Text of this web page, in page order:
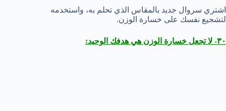
اشتري سروال جديد بالمقاس الذي تحلم به، واستخدمه
لتشجيع نفسك على خسارة الوزن.
٣٠- لا تجعل خسارة الوزن هي هدفك الوحيد: